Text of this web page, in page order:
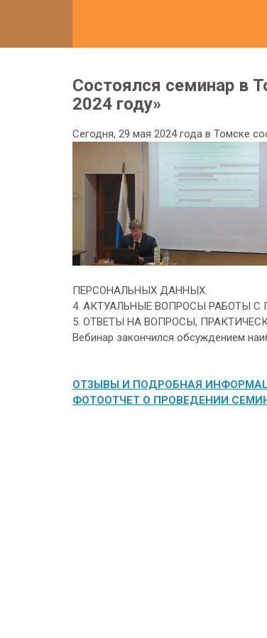
Состоялся семинар в
2024 году»
Сегодня, 29 мая 2024 года в Томске
ПЕРСОНАЛЬНЫХ ДАННЫХ.
4. АКТУАЛЬНЫЕ ВОПРОСЫ РАБОТЫ
5. ОТВЕТЫ НА ВОПРОСЫ,
Вебинар закончился обсуждением
ОТЗЫВЫ И ПОДРОБНАЯ
ФОТООТЧЕТ О ПРОВЕДЕНИИ